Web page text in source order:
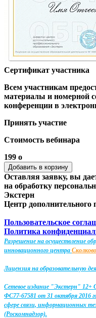
Сертификат участника
Всем участникам
материалы и номерной
конференции в
Принять участие
Стоимость вебинара
199 o
Оставляя заявку, вы
на обработку
Экстерн
Центр дополнительного
Пользовательское
Политика
Разрешение на осуществление
инновационного центра Сколково
Лицензия на образовательную
Сетевое издание "Экстерн"
ФС77-67581 от 31 октября 2016
сфере связи, информационных
(Роскомнадзор).